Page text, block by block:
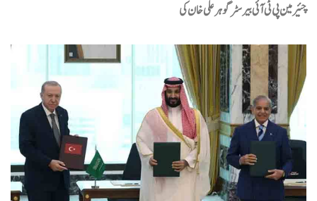
چئیرمین پی ٹی آئی بیرسٹر گوہرعلی خان کی